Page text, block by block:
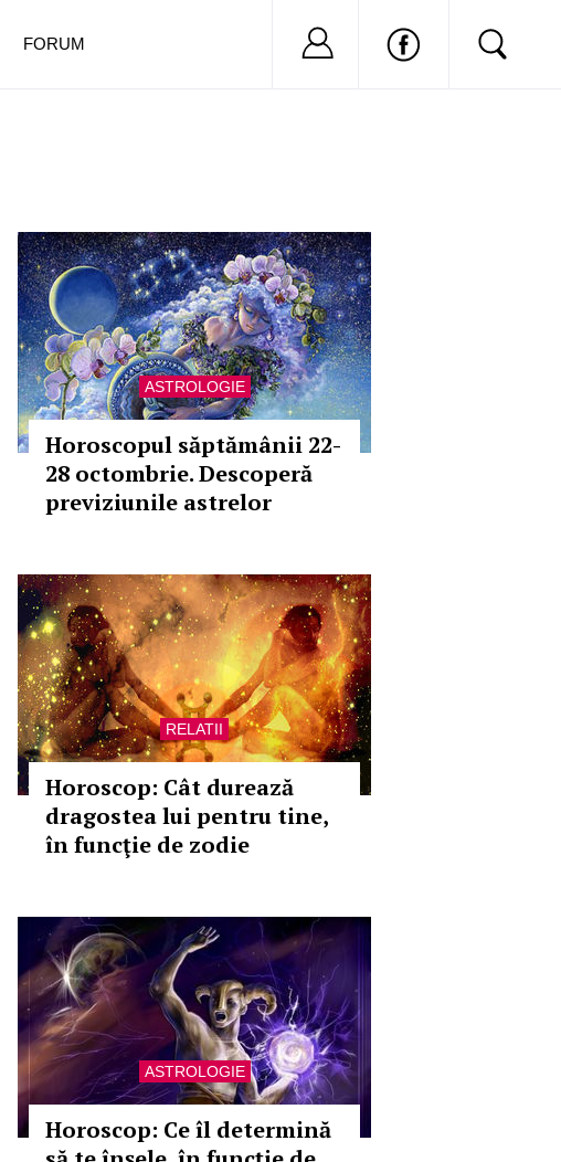
ASTROLOGIE
Horoscopul săptămânii 22-
28 octombrie. Descoperă
previziunile astrelor
RELATII
Horoscop: Cât durează
dragostea lui pentru tine,
în funcţie de zodie
ASTROLOGIE
Horoscop: Ce îl determină
FORUM Nu ai cont?